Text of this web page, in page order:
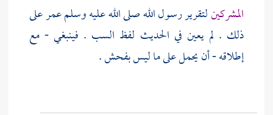
المشركينلتقرير رسول الله صلى الله عليه وسلمعمرعلى
ذلك . لم يعين في الحديث لفظ السب . فينبغي - مع
إطلاقه - أن يحمل على ما ليس بفحش .